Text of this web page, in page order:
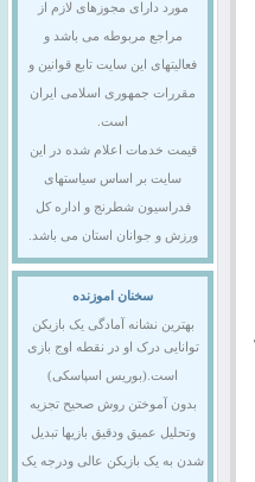
مورد دارای مجوزهای لازم از
مراجع مربوطه می باشد و
فعالیتهای این سایت تابع قوانین و
مقررات جمهوری اسلامی ایران
است.
قیمت خدمات اعلام شده در این
سایت بر اساس سیاستهای
فدراسیون شطرنج و اداره کل
ورزش و جوانان استان می باشد.
سخنان اموزنده
بهترین نشانه آمادگی یک بازیکن
توانایی درک او در نقطه اوج بازی
است.(بوریس اسپاسکی)
بدون آموختن روش صحیح تجزیه
وتحلیل عمیق ودقیق بازیها تبدیل
شدن به یک بازیکن عالی ودرجه یک